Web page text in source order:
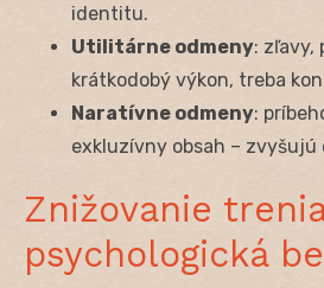
identitu.
Utilitárne odmeny: zľavy,
krátkodobý výkon, treba
Naratívne odmeny:
exkluzívny obsah – zvyšujú
Znižovanie
psychologická